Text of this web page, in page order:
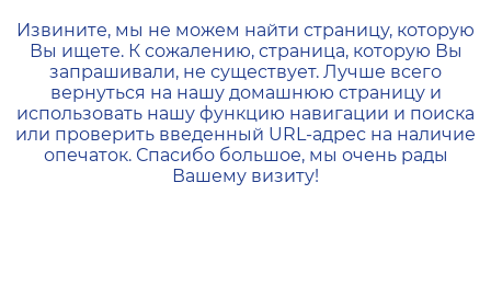
404 — Страница не
Извините, мы не можем найти страницу, которую
Вы ищете. К сожалению, страница, которую Вы
запрашивали, не существует. Лучше всего
вернуться на нашу домашнюю страницу и
использовать нашу функцию навигации и поиска
или проверить введенный URL-адрес на наличие
опечаток. Спасибо большое, мы очень рады
Вашему визиту!